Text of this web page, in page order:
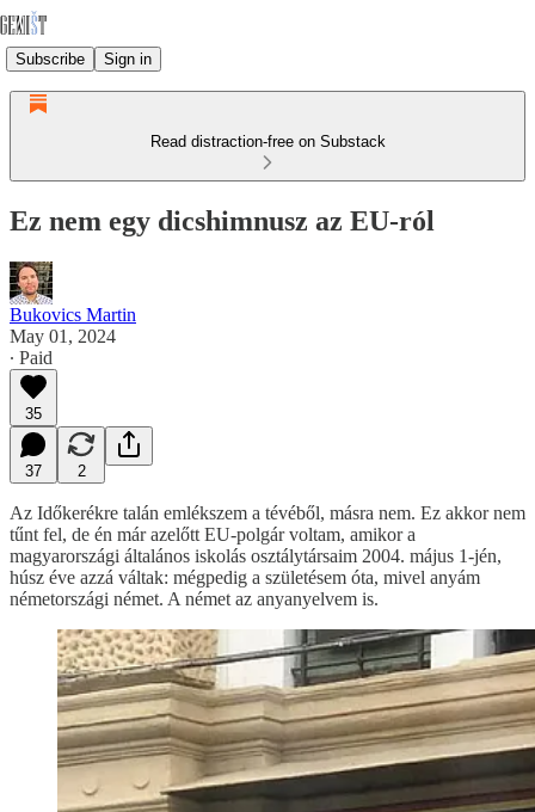
Subscribe Sign in
Read distraction-free on Substack
Ez nem egy dicshimnusz az EU-ról
Bukovics Martin
May 01, 2024
∙ Paid
35
37 2
Az Időkerékre talán emlékszem a tévéből, másra nem. Ez akkor nem
tűnt fel, de én már azelőtt EU-polgár voltam, amikor a
magyarországi általános iskolás osztálytársaim 2004. május 1-jén,
húsz éve azzá váltak: mégpedig a születésem óta, mivel anyám
németországi német. A német az anyanyelvem is.